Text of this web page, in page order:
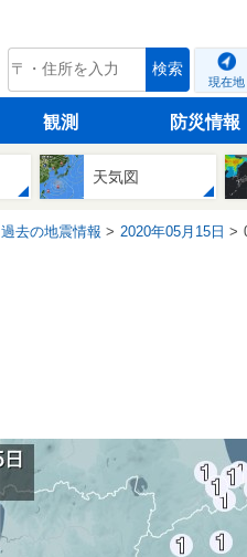
tenki.jp 検索
現在地
観測 防災情報
天気図
過去の地震情報 2020年05月15日